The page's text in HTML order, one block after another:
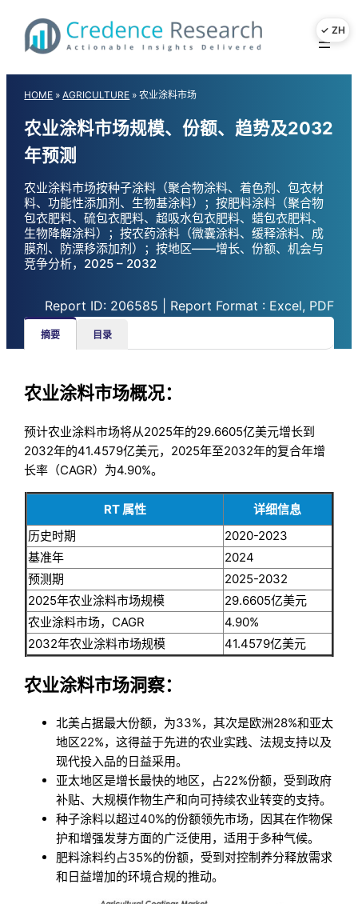
content
HOME »AGRICULTURE »农业涂料市场
农业涂料市场规模、份额、趋势及2032
年预测
农业涂料市场按种子涂料（聚合物涂料、着色剂、包衣材
料、功能性添加剂、生物基涂料）；按肥料涂料（聚合物
包衣肥料、硫包衣肥料、超吸水包衣肥料、蜡包衣肥料、
生物降解涂料）；按农药涂料（微囊涂料、缓释涂料、成
膜剂、防漂移添加剂）；按地区——增长、份额、机会与
竞争分析，2025 – 2032
Report ID: 206585 | Report Format : Excel, PDF
摘要 目录
农业涂料市场概况：
预计农业涂料市场将从2025年的29.6605亿美元增长到
2032年的41.4579亿美元，2025年至2032年的复合年增
长率（CAGR）为4.90%。
RT 属性
详细信息
历史时期
2020-2023
基准年
2024
预测期
2025-2032
2025年农业涂料市场规模
29.6605亿美元
农业涂料市场，CAGR
4.90%
2032年农业涂料市场规模
41.4579亿美元
农业涂料市场洞察：
北美占据最大份额，为33%，其次是欧洲28%和亚太
地区22%，这得益于先进的农业实践、法规支持以及
现代投入品的日益采用。
亚太地区是增长最快的地区，占22%份额，受到政府
补贴、大规模作物生产和向可持续农业转变的支持。
种子涂料以超过40%的份额领先市场，因其在作物保
护和增强发芽方面的广泛使用，适用于多种气候。
肥料涂料约占35%的份额，受到对控制养分释放需求
和日益增加的环境合规的推动。